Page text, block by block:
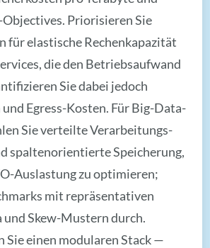
Priorisieren Sie
für elastische Rechenkapazität
die den Betriebsaufwand
Sie dabei jedoch
Egress-Kosten. Für Big-Data-
Sie verteilte Verarbeitungs-
spaltenorientierte Speicherung,
Auslastung zu optimieren;
mit repräsentativen
Skew-Mustern durch.
Sie einen modularen Stack —